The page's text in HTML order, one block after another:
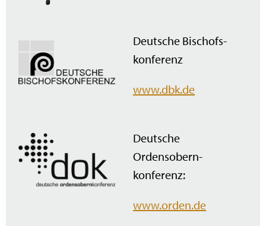
Deutsche Bischofs­
konferenz
www.dbk.de
Deutsche
Ordensobern­
konferenz:
www.orden.de